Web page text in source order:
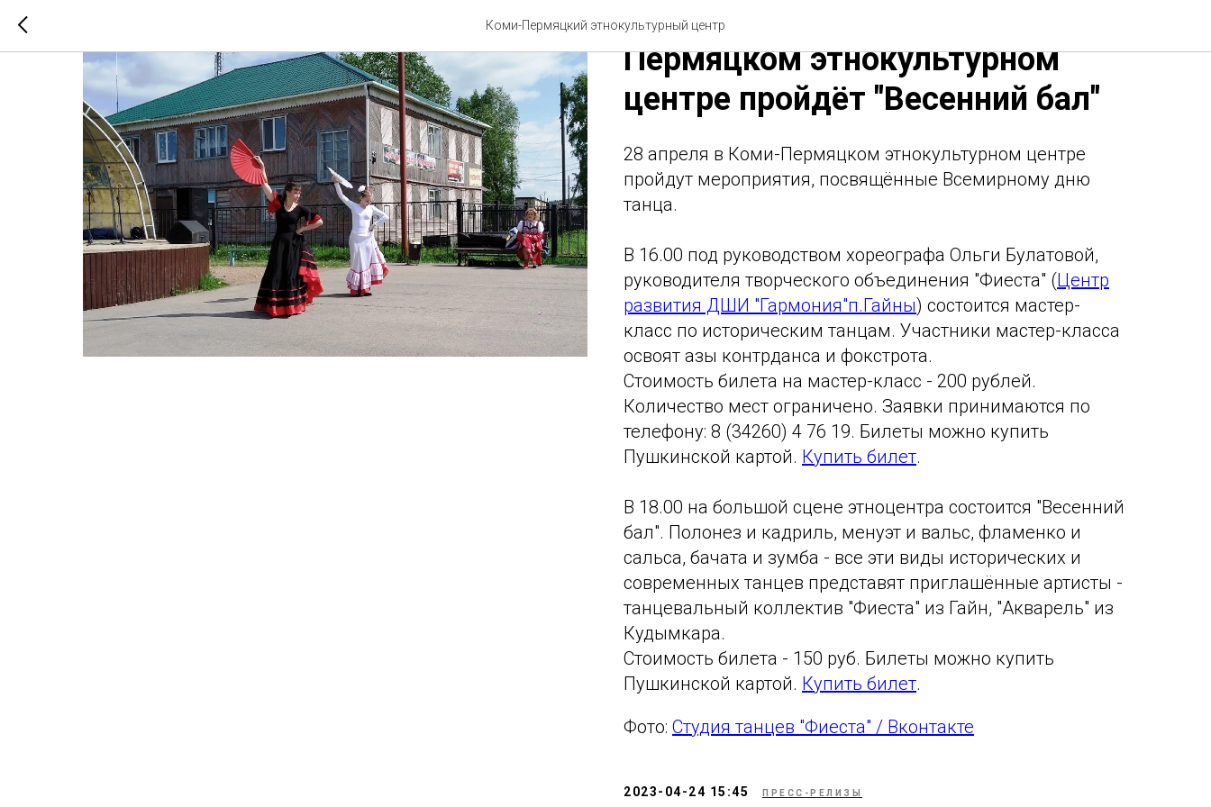
Коми-Пермяцкий этнокультурный центрТанцуем все! В Коми-
Пермяцком этнокультурном
центре пройдёт "Весенний бал"
28 апреля в Коми-Пермяцком этнокультурном центре
пройдут мероприятия, посвящённые Всемирному дню
танца.
В 16.00 под руководством хореографа Ольги Булатовой,
руководителя творческого объединения "Фиеста" (Центр
развития ДШИ "Гармония"п.Гайны) состоится мастер-
класс по историческим танцам. Участники мастер-класса
освоят азы контрданса и фокстрота.
Стоимость билета на мастер-класс - 200 рублей.
Количество мест ограничено. Заявки принимаются по
телефону: 8 (34260) 4 76 19. Билеты можно купить
Пушкинской картой. Купить билет.
В 18.00 на большой сцене этноцентра состоится "Весенний
бал". Полонез и кадриль, менуэт и вальс, фламенко и
сальса, бачата и зумба - все эти виды исторических и
современных танцев представят приглашённые артисты -
танцевальный коллектив "Фиеста" из Гайн, "Акварель" из
Кудымкара.
Стоимость билета - 150 руб. Билеты можно купить
Пушкинской картой. Купить билет.
Фото: Студия танцев "Фиеста" / Вконтакте
2023-04-24 15:45 ПРЕСС-РЕЛИЗЫ